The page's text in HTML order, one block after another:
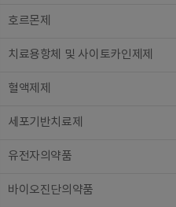
호르몬제
치료용항체 및 사이토카인제제
혈액제제
세포기반치료제
유전자의약품
바이오진단의약품